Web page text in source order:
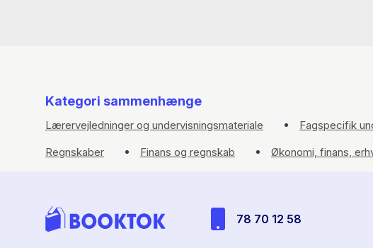
Kategori sammenhænge
Lærervejledninger og undervisningsmateriale Fagspecifik
Regnskaber
Finans og regnskab Økonomi, finans,
78 70 12 58